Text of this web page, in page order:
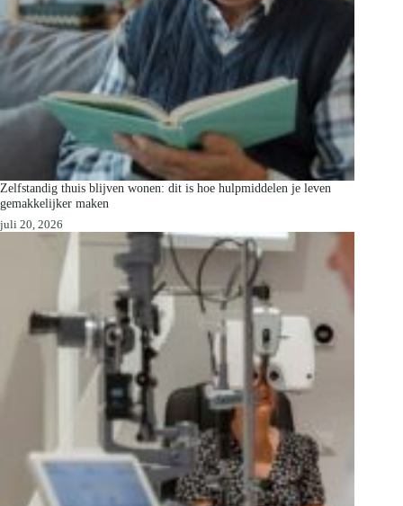
Zelfstandig thuis blijven wonen: dit is hoe hulpmiddelen je leven
gemakkelijker maken
juli 20, 2026